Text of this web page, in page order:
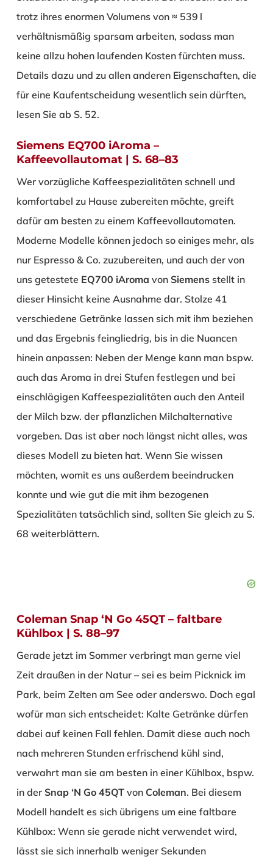
trotz ihres enormen Volumens von ≈ 539 l
verhältnismäßig sparsam arbeiten, sodass man
keine allzu hohen laufenden Kosten fürchten muss.
Details dazu und zu allen anderen Eigenschaften, die
für eine Kaufentscheidung wesentlich sein dürften,
lesen Sie ab S. 52.
Siemens EQ700 iAroma –
Kaffeevollautomat | S. 68–83
Wer vorzügliche Kaffeespezialitäten schnell und
komfortabel zu Hause zubereiten möchte, greift
dafür am besten zu einem Kaffeevollautomaten.
Moderne Modelle können jedoch so einiges mehr, als
nur Espresso & Co. zuzubereiten, und auch der von
uns getestete EQ700 iAroma von Siemensstellt in
dieser Hinsicht keine Ausnahme dar. Stolze 41
verschiedene Getränke lassen sich mit ihm beziehen
und das Ergebnis feingliedrig, bis in die Nuancen
hinein anpassen: Neben der Menge kann man bspw.
auch das Aroma in drei Stufen festlegen und bei
einschlägigen Kaffeespezialitäten auch den Anteil
der Milch bzw. der pflanzlichen Milchalternative
vorgeben. Das ist aber noch längst nicht alles, was
dieses Modell zu bieten hat. Wenn Sie wissen
möchten, womit es uns außerdem beeindrucken
konnte und wie gut die mit ihm bezogenen
Spezialitäten tatsächlich sind, sollten Sie gleich zu S.
68 weiterblättern.
Coleman Snap ‘N Go 45QT – faltbare
Kühlbox | S. 88–97
Gerade jetzt im Sommer verbringt man gerne viel
Zeit draußen in der Natur – sei es beim Picknick im
Park, beim Zelten am See oder anderswo. Doch egal
wofür man sich entscheidet: Kalte Getränke dürfen
dabei auf keinen Fall fehlen. Damit diese auch noch
nach mehreren Stunden erfrischend kühl sind,
verwahrt man sie am besten in einer Kühlbox, bspw.
in der Snap ‘N Go 45QTvon Coleman. Bei diesem
Modell handelt es sich übrigens um eine faltbare
Kühlbox: Wenn sie gerade nicht verwendet wird,
lässt sie sich innerhalb weniger Sekunden